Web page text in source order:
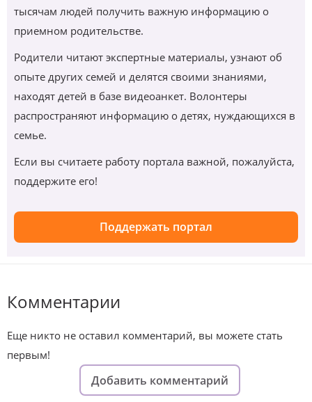
тысячам людей получить важную информацию о
приемном родительстве.
Родители читают экспертные материалы, узнают об
опыте других семей и делятся своими знаниями,
находят детей в базе видеоанкет. Волонтеры
распространяют информацию о детях, нуждающихся в
семье.
Если вы считаете работу портала важной, пожалуйста,
поддержите его!
Поддержать портал
Комментарии
Еще никто не оставил комментарий, вы можете стать
первым!
Добавить комментарий